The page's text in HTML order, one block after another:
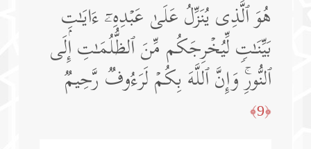
هُوَ ٱلَّذِی یُنَزِّلُ عَلَىٰ عَبۡدِهِۦۤ ءَایَـٰتِۭ
بَیِّنَـٰتࣲ لِّیُخۡرِجَكُم مِّنَ ٱلظُّلُمَـٰتِ إِلَى
ٱلنُّورِۚ وَإِنَّ ٱللَّهَ بِكُمۡ لَرَءُوفࣱ رَّحِیمࣱ
﴿9﴾